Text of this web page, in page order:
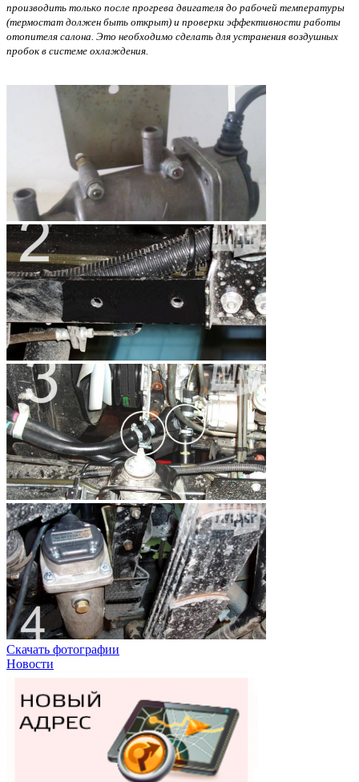
производить только после прогрева двигателя до рабочей температуры
(термостат должен быть открыт) и проверки эффективности работы
отопителя салона. Это необходимо сделать для устранения воздушных
пробок в системе охлаждения.
Скачать фотографии
Новости